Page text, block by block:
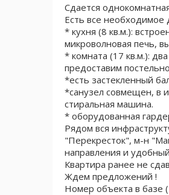
Сдается
Есть все необходимое
* кухня (8 кв.м.):
микроволновая печь,
* комната (17 кв.м.):
предоставим
*есть застекленный
*санузел совмещен, в
стиральная машина.
* оборудованная
Рядом вся
"Перекресток", м-н
направления и
Квартира ранее не
Ждем предложений !
Номер объекта в базе